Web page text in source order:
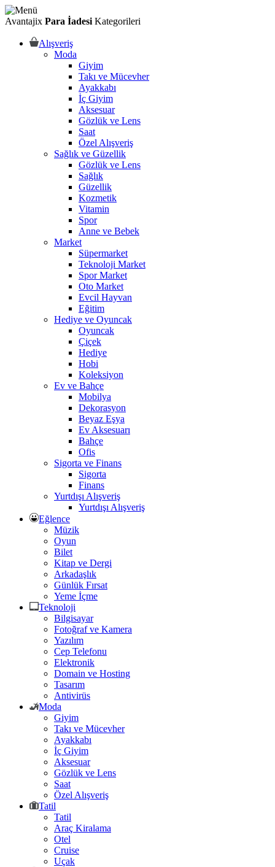
Avantajix Para İadesi Kategorileri
Alışveriş
Moda
Giyim
Takı ve Mücevher
Ayakkabı
İç Giyim
Aksesuar
Gözlük ve Lens
Saat
Özel Alışveriş
Sağlık ve Güzellik
Gözlük ve Lens
Sağlık
Güzellik
Kozmetik
Vitamin
Spor
Anne ve Bebek
Market
Süpermarket
Teknoloji Market
Spor Market
Oto Market
Evcil Hayvan
Eğitim
Hediye ve Oyuncak
Oyuncak
Çiçek
Hediye
Hobi
Koleksiyon
Ev ve Bahçe
Mobilya
Dekorasyon
Beyaz Eşya
Ev Aksesuarı
Bahçe
Ofis
Sigorta ve Finans
Sigorta
Finans
Yurtdışı Alışveriş
Yurtdışı Alışveriş
Eğlence
Müzik
Oyun
Bilet
Kitap ve Dergi
Arkadaşlık
Günlük Fırsat
Yeme İçme
Teknoloji
Bilgisayar
Fotoğraf ve Kamera
Yazılım
Cep Telefonu
Elektronik
Domain ve Hosting
Tasarım
Antivirüs
Moda
Giyim
Takı ve Mücevher
Ayakkabı
İç Giyim
Aksesuar
Gözlük ve Lens
Saat
Özel Alışveriş
Tatil
Tatil
Araç Kiralama
Otel
Cruise
Uçak